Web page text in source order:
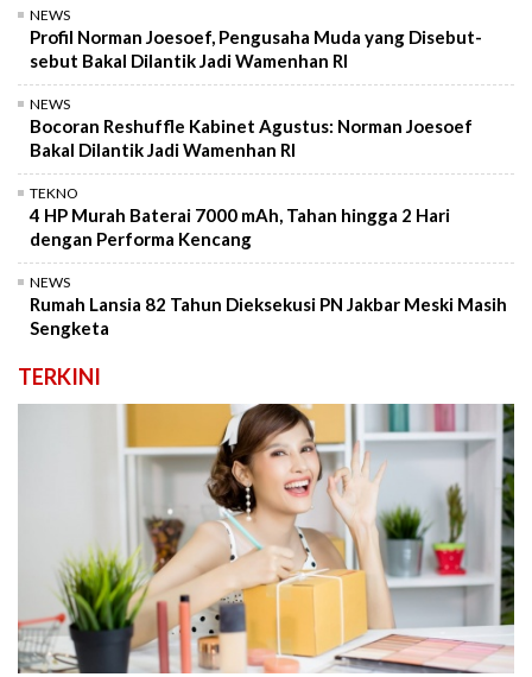
NEWS
Profil Norman Joesoef, Pengusaha Muda yang Disebut-
sebut Bakal Dilantik Jadi Wamenhan RI
NEWS
Bocoran Reshuffle Kabinet Agustus: Norman Joesoef
Bakal Dilantik Jadi Wamenhan RI
TEKNO
4 HP Murah Baterai 7000 mAh, Tahan hingga 2 Hari
dengan Performa Kencang
NEWS
Rumah Lansia 82 Tahun Dieksekusi PN Jakbar Meski Masih
Sengketa
TERKINI